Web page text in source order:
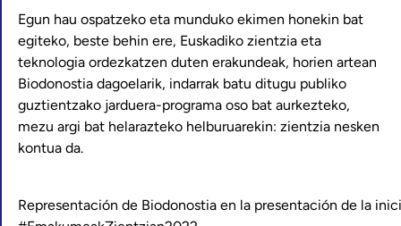
Egun hau ospatzeko eta munduko ekimen honekin bat
egiteko, beste behin ere, Euskadiko zientzia eta
teknologia ordezkatzen duten erakundeak, horien artean
Biodonostia dagoelarik, indarrak batu ditugu publiko
guztientzako jarduera-programa oso bat aurkezteko,
mezu argi bat helarazteko helburuarekin: zientzia nesken
kontua da.
Representación de Biodonostia en la presentación de la